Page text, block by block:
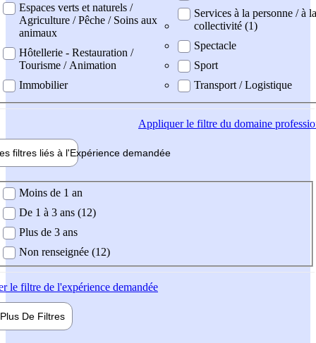
Espaces verts et naturels /
Agriculture / Pêche / Soins aux
animaux
Hôtellerie - Restauration /
Tourisme / Animation
Immobilier
Services à la personne / à la
collectivité (1)
Spectacle
Sport
Transport / Logistique
Appliquerle filtre du domaine
filtres liés à l'Expérience demandée
demandée
Moins de 1 an
De 1 à 3 ans (12)
Plus de 3 ans
Non renseignée (12)
le filtre de l'expérience demandée
Plus De Filtres